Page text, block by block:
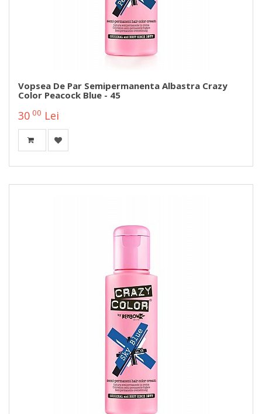
Vopsea De Par Semipermanenta Albastra Crazy
Color Peacock Blue - 45
30 00 Lei